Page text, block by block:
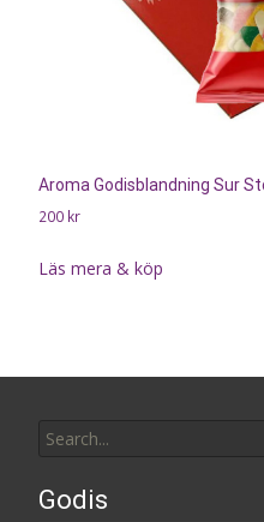
Aroma Godisblandning Sur
200 kr
Läs mera & köp
for:
Godis